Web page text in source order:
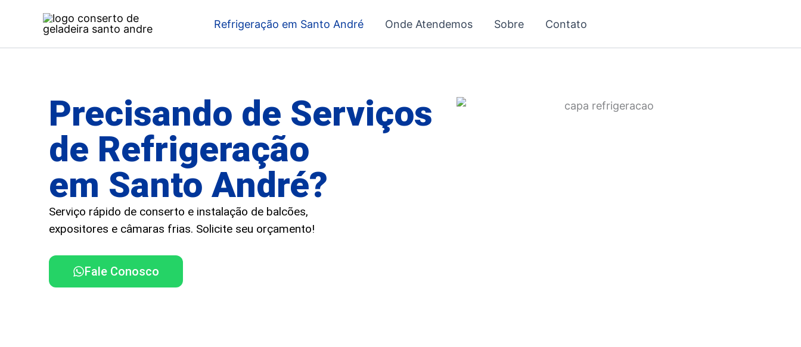
Refrigeração em Santo André Onde Atendemos Sobre Contato
Precisando de Serviços
de Refrigeração
em Santo André?
Serviço rápido de conserto e instalação de balcões,
expositores e câmaras frias. Solicite seu orçamento!
Fale Conosco